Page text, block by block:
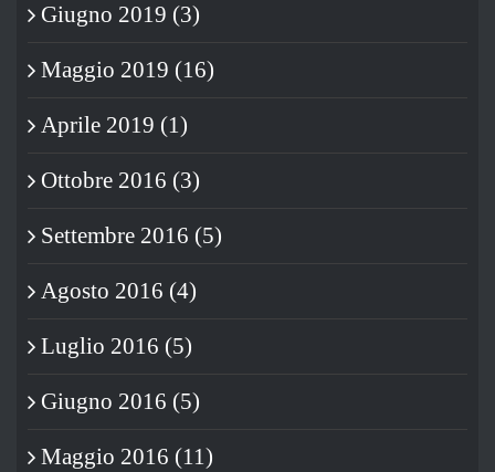
Giugno 2019 (3)
Maggio 2019 (16)
Aprile 2019 (1)
Ottobre 2016 (3)
Settembre 2016 (5)
Agosto 2016 (4)
Luglio 2016 (5)
Giugno 2016 (5)
Maggio 2016 (11)